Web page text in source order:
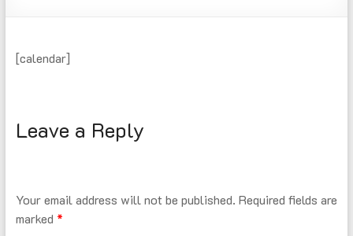
[calendar]
Leave a Reply
Your email address will not be published. Required fields are
marked *